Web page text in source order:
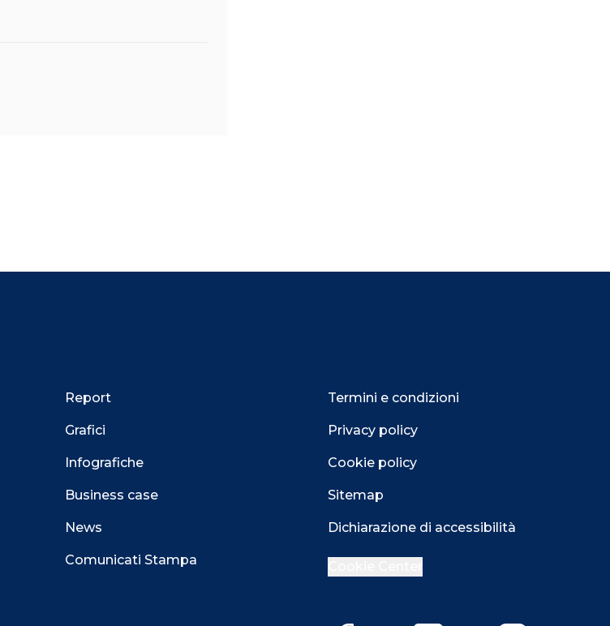
Report
Grafici
Infografiche
Business case
News
Comunicati Stampa
Termini e condizioni
Privacy policy
Cookie policy
Sitemap
Dichiarazione di accessibilità